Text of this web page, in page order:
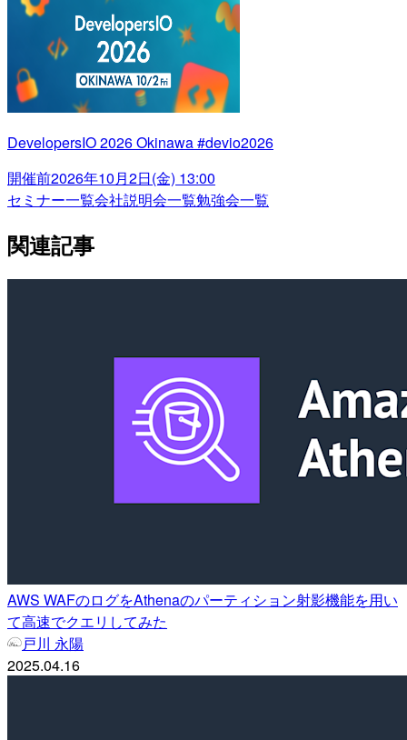
DevelopersIO 2026 Okinawa #devio2026
開催前2026年10月2日(金) 13:00
セミナー一覧会社説明会一覧勉強会一覧
関連記事
AWS WAFのログをAthenaのパーティション射影機能を用い
て高速でクエリしてみた
戸川 永陽
2025.04.16